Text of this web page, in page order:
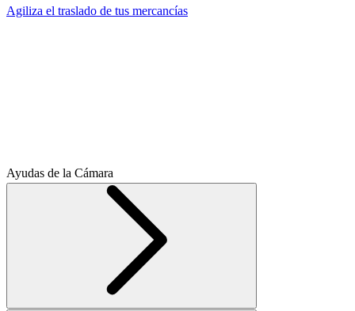
Agiliza el traslado de tus mercancías
Ayudas de la Cámara